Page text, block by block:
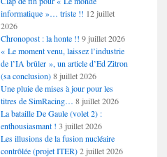
informatique »… triste !! 12 juillet
2026
Chronopost : la honte !! 9 juillet 2026
« Le moment venu, laissez l’industrie
de l’IA brûler », un article d’Ed Zitron
(sa conclusion) 8 juillet 2026
Une pluie de mises à jour pour les
titres de SimRacing… 8 juillet 2026
La bataille De Gaule (volet 2) :
enthousiasmant ! 3 juillet 2026
Les illusions de la fusion nucléaire
contrôlée (projet ITER) 2 juillet 2026